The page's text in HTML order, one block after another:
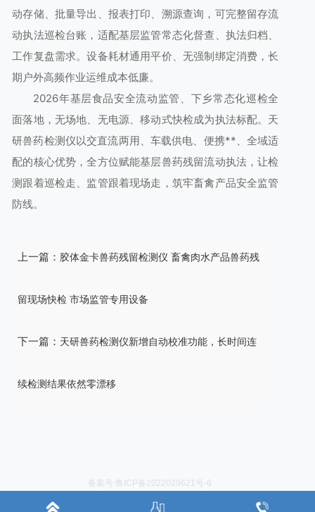
动存储、批量导出、报表打印、溯源查询，可完整留存流
动执法巡检台账，适配基层监管常态化督查、执法归档、
工作复盘需求。设备耗材通用平价、无强制绑定消费，长
期户外高频作业运维成本低廉。
2026年基层食品安全流动监管、下乡常态化巡检全
面落地，无场地、无电源、移动式快检成为执法标配。天
研兽药检测仪以交直流两用、车载供电、便携**、全域适
配的核心优势，全方位赋能基层兽药残留流动执法，让检
测跟着巡检走、监管跟着现场走，筑牢畜禽产品安全监管
防线。
上一篇： 胶体金卡兽药残留检测仪 畜禽肉水产品兽药残
留现场快检 市场监管专用设备
下一篇： 天研兽药检测仪新增自动校准功能，长时间连
续检测结果依然零漂移
备案号:鲁ICP备2022029621号-6